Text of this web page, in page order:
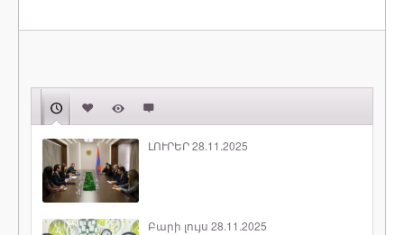
ԼՈՒՐԵՐ 28.11.2025
Բարի լույս 28.11.2025